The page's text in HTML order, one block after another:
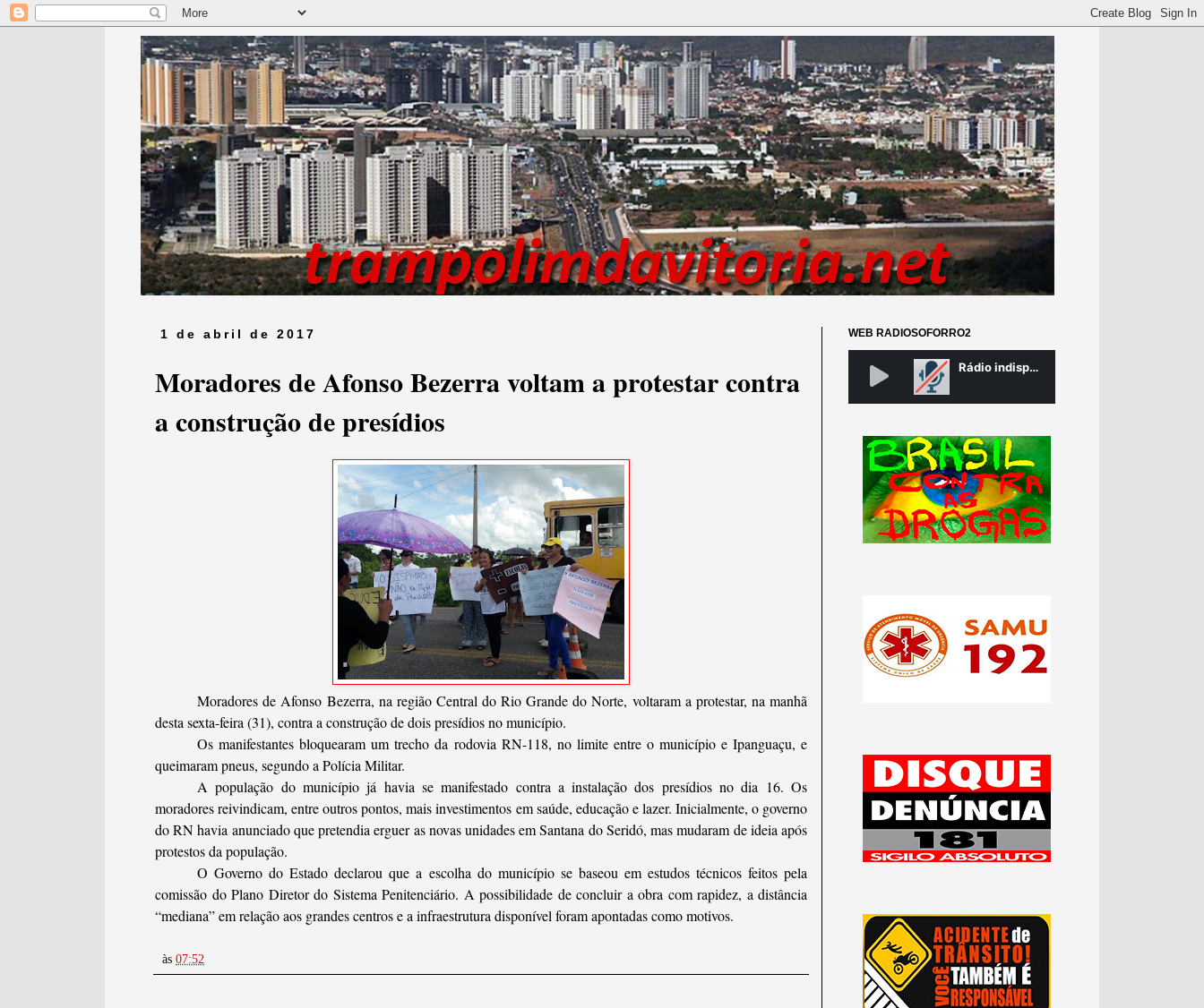
1 de abril de 2017
Moradores de Afonso Bezerra voltam a protestar contra
a construção de presídios
Moradores de Afonso Bezerra, na região Central do Rio Grande do Norte, voltaram a protestar, na manhã
desta sexta-feira (31), contra a construção de dois presídios no município.
Os manifestantes bloquearam um trecho da rodovia RN-118, no limite entre o município e Ipanguaçu, e
queimaram pneus, segundo a Polícia Militar.
A população do município já havia se manifestado contra a instalação dos presídios no dia 16. Os
moradores reivindicam, entre outros pontos, mais investimentos em saúde, educação e lazer. Inicialmente, o governo
do RN havia anunciado que pretendia erguer as novas unidades em Santana do Seridó, mas mudaram de ideia após
protestos da população.
O Governo do Estado declarou que a escolha do município se baseou em estudos técnicos feitos pela
comissão do Plano Diretor do Sistema Penitenciário. A possibilidade de concluir a obra com rapidez, a distância
“mediana” em relação aos grandes centros e a infraestrutura disponível foram apontadas como motivos.
às 07:52
WEB RADIOSOFORRO2